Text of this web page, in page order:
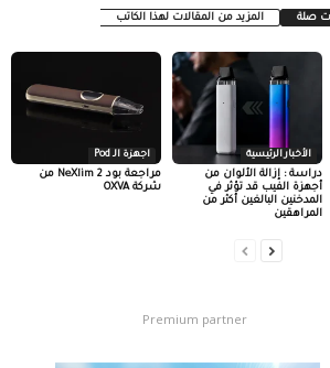
صلة المزيد من المقالات لهذا الكاتب
اجهزة الـ Pod
مراجعة بود NeXlim 2 من
شركة OXVA
الأخبار الرئيسية
دراسة : إزالة الألوان من
أجهزة الفيب قد تؤثر في
المدخنين البالغين أكثر من
المراهقين
Premium partner